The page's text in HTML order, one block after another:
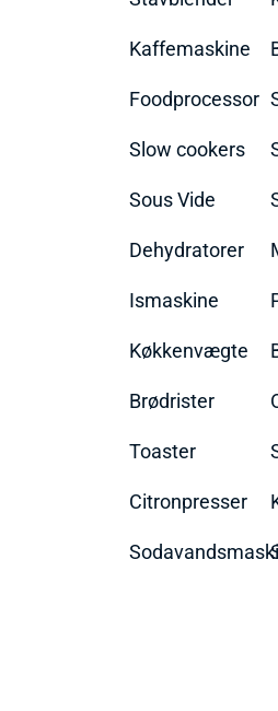
Kaffemaskine
Foodprocessor
Slow cookers
Sous Vide
Dehydratorer
Ismaskine
Køkkenvægte
Brødrister
Toaster
Citronpresser